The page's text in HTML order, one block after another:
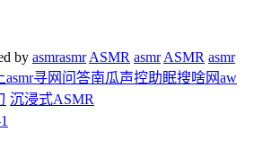
by asmrasmr ASMR asmr ASMR asmr
asmr寻网问答南瓜声控助眠搜啥网aw
沉浸式ASMR